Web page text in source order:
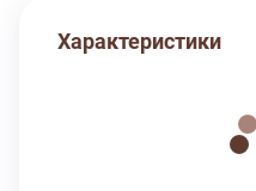
Характеристики